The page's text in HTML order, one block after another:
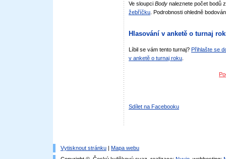
Ve sloupci Body naleznete počet bodů
žebříčku . Podrobnosti ohledně
Hlasování v anketě o turnaj
Líbil se vám tento turnaj? Přihlašte se
v anketě o turnaj roku
Sdílet na Facebooku
Vytisknout stránku | Mapa webu